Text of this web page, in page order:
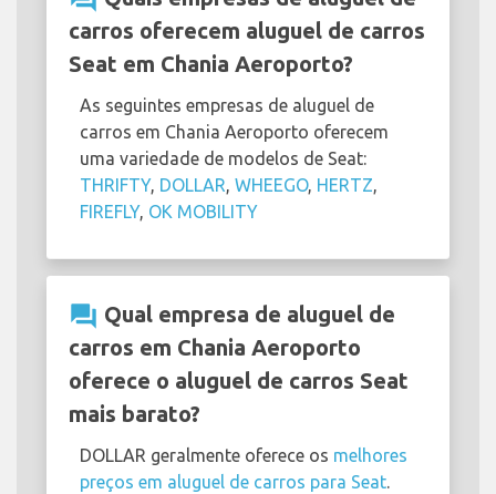
carros oferecem aluguel de carros
Seat em Chania Aeroporto?
As seguintes empresas de aluguel de
carros em Chania Aeroporto oferecem
uma variedade de modelos de Seat:
THRIFTY, DOLLAR, WHEEGO, HERTZ,
FIREFLY, OK MOBILITY
question_answer Qual empresa de aluguel de
carros em Chania Aeroporto
oferece o aluguel de carros Seat
mais barato?
DOLLAR geralmente oferece os melhores
preços em aluguel de carros para Seat.